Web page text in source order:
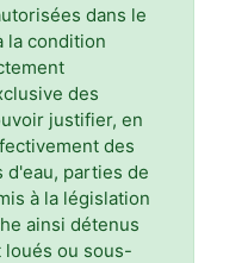
dans le
la condition
des
justifier, en
des
d'eau, parties de
à la législation
ainsi détenus
ou sous-